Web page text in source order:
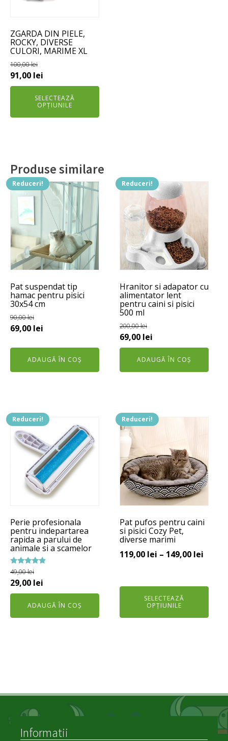
ZGARDA DIN PIELE,
ROCKY, DIVERSE
CULORI, MARIME XL
100,00lei
Prețul
inițial
91,00 lei
curent
este:
SELECTEAZĂ
OPȚIUNILE
fi
alese
în
pagina
produsului.
Produse similare
Reduceri!
Pat suspendat tip
hamac pentru pisici
30x54 cm
90,00lei
Prețul
a
fost:
69,00 lei
este:
69,00 lei.
ADAUGĂ ÎN COȘ
Reduceri!
Hranitor si adapator cu
alimentator lent
pentru caini si pisici
500 ml
200,00lei
Prețul
inițial
fost:
69,00 lei
curent
este:
69,00 lei.
ADAUGĂ ÎN COȘ
Reduceri!
Perie profesionala
pentru indepartarea
rapida a parului de
animale si a scamelor
Evaluat la
4.67
din 5
49,00lei
Prețul
inițial
fost:
29,00 lei
curent
este:
29,00 lei.
ADAUGĂ ÎN COȘ
Reduceri!
Pat pufos pentru caini
si pisici Cozy Pet,
diverse marimi
119,00 lei – 149,00 lei
la
SELECTEAZĂ
OPȚIUNILE
Acest
produs
are
mai
multe
variații.
Opțiunile
fi
alese
în
pagina
Informatii